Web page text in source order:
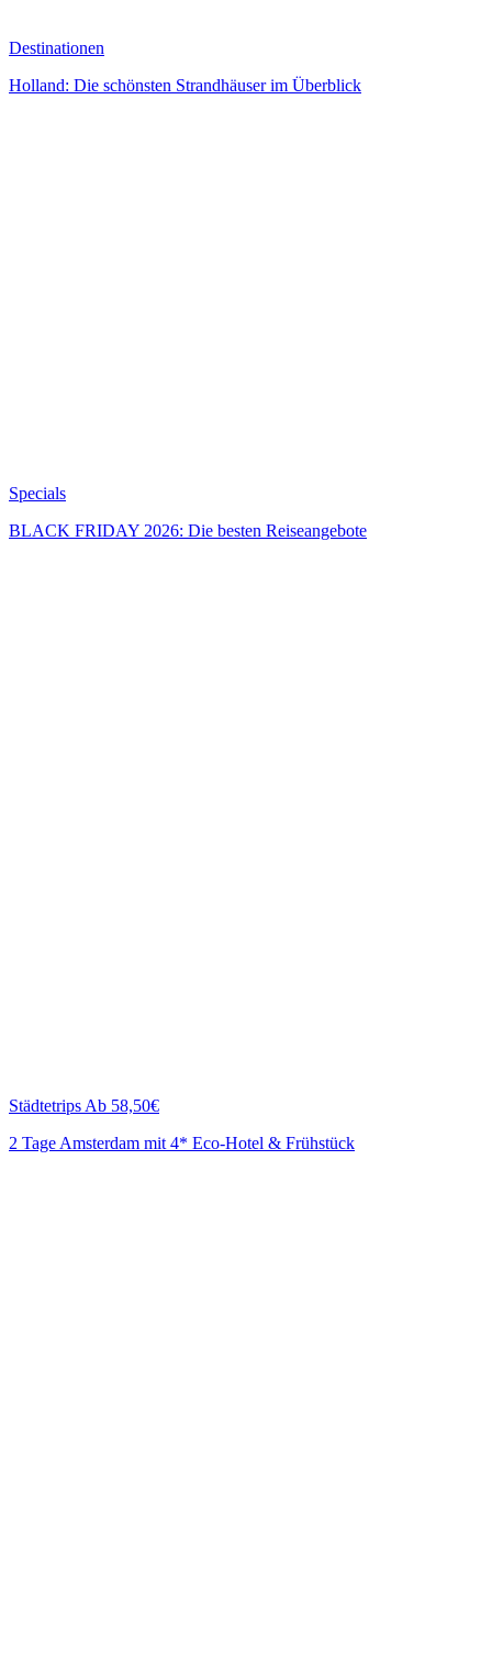
Destinationen
Holland: Die schönsten Strandhäuser im Überblick
Specials
BLACK FRIDAY 2026: Die besten Reiseangebote
Städtetrips Ab 58,50€
2 Tage Amsterdam mit 4* Eco-Hotel & Frühstück